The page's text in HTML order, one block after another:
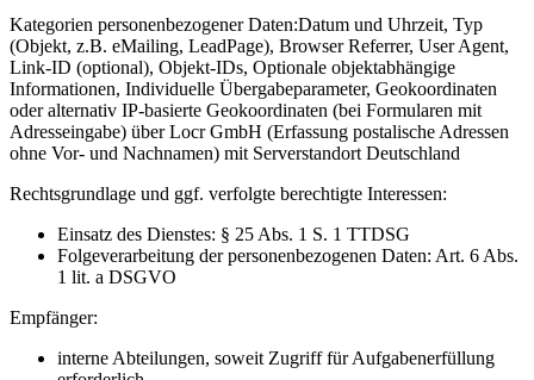
Kategorien personenbezogener Daten:Datum und Uhrzeit, Typ
(Objekt, z.B. eMailing, LeadPage), Browser Referrer, User Agent,
Link-ID (optional), Objekt-IDs, Optionale objektabhängige
Informationen, Individuelle Übergabeparameter, Geokoordinaten
oder alternativ IP-basierte Geokoordinaten (bei Formularen mit
Adresseingabe) über Locr GmbH (Erfassung postalische Adressen
ohne Vor- und Nachnamen) mit Serverstandort Deutschland
Rechtsgrundlage und ggf. verfolgte berechtigte Interessen:
Einsatz des Dienstes: § 25 Abs. 1 S. 1 TTDSG
Folgeverarbeitung der personenbezogenen Daten: Art. 6 Abs.
1 lit. a DSGVO
Empfänger:
interne Abteilungen, soweit Zugriff für Aufgabenerfüllung